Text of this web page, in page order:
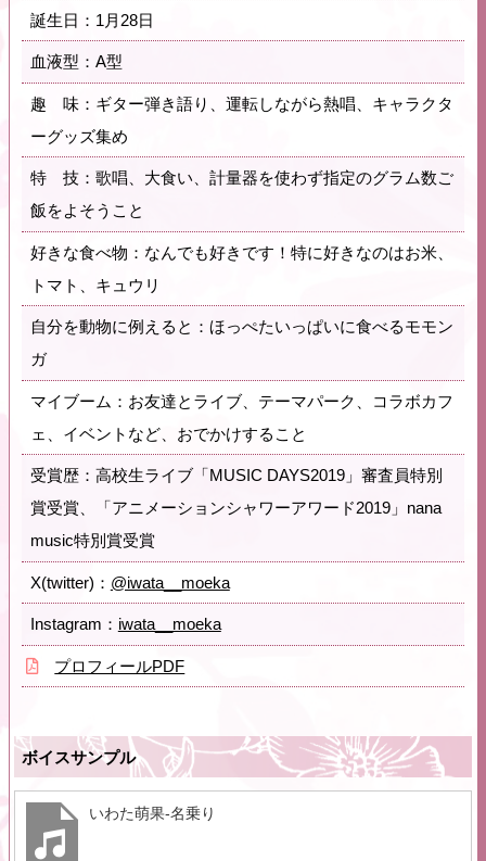
誕生日：1月28日
血液型：A型
趣 味：ギター弾き語り、運転しながら熱唱、キャラクタ
ーグッズ集め
特 技：歌唱、大食い、計量器を使わず指定のグラム数ご
飯をよそうこと
好きな食べ物：なんでも好きです！特に好きなのはお米、
トマト、キュウリ
自分を動物に例えると：ほっぺたいっぱいに食べるモモン
ガ
マイブーム：お友達とライブ、テーマパーク、コラボカフ
ェ、イベントなど、おでかけすること
受賞歴：高校生ライブ「MUSIC DAYS2019」審査員特別
賞受賞、「アニメーションシャワーアワード2019」nana
music特別賞受賞
X(twitter)： @iwata__moeka
Instagram： iwata__moeka
プロフィールPDF
ボイスサンプル
いわた萌果-名乗り